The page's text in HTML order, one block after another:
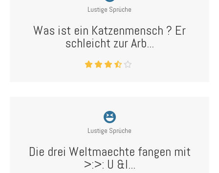
Lustige Sprüche
Was ist ein Katzenmensch ? Er
schleicht zur Arb...
Lustige Sprüche
Die drei Weltmaechte fangen mit
>:>: U &l...